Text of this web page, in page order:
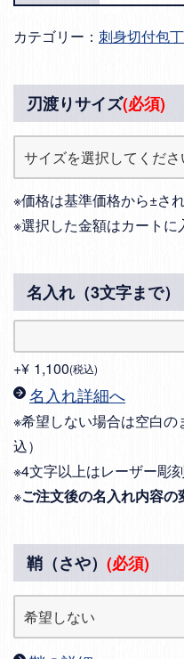
カテゴリー： 刺身切付包丁
刃渡りサイズ(必須)
※価格は基準価格から±され
※選択した金額はカートに
名入れ（3文字まで）
+¥ 1,100 税込
名入れ詳細へ
※希望しない場合は空白
込）
※4文字以上はレーザー彫
※ご注文後の名入れ内容の
鞘（さや） (必須)